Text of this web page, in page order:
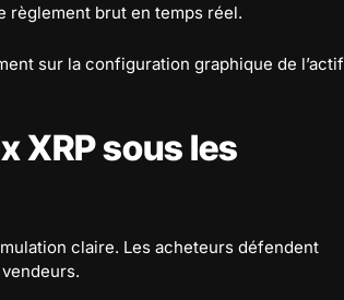
brut en temps réel.
sur la configuration graphique de l’actif
XRP sous les
claire. Les acheteurs défendent